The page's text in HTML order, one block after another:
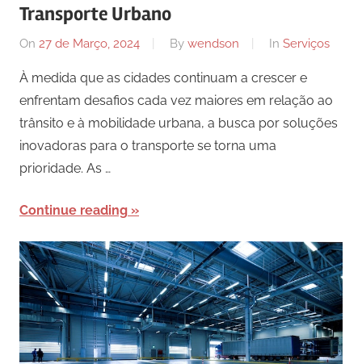
Transporte Urbano
On 27 de Março, 2024 By wendson In Serviços
À medida que as cidades continuam a crescer e
enfrentam desafios cada vez maiores em relação ao
trânsito e à mobilidade urbana, a busca por soluções
inovadoras para o transporte se torna uma
prioridade. As …
Continue reading